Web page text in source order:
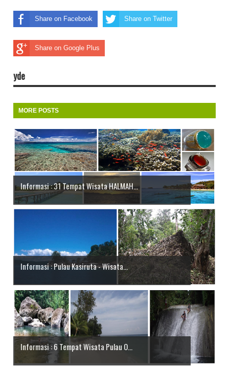
Share on Facebook Share on Twitter
Share on Google Plus
yde
MORE POSTS
Informasi : 31 Tempat Wisata HALMAH...
Informasi : Pulau Kasiruta - Wisata...
Informasi : 6 Tempat Wisata Pulau O...